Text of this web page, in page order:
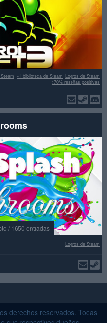
Logros de Steam
+1 biblioteca de Steam
>70% reseñas positivas
/ 1650 entradas
Logros de Steam
derechos reservados. Todas